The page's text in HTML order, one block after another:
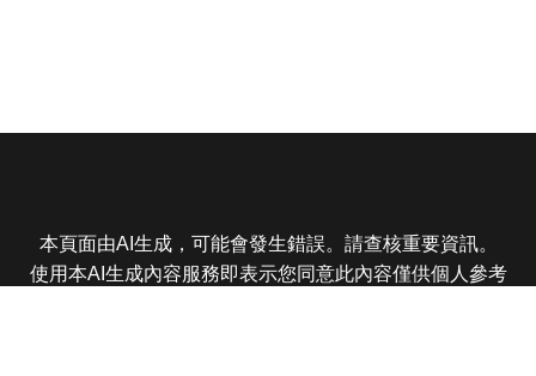
本頁面由AI生成，可能會發生錯誤。請查核重要資訊。
使用本AI生成內容服務即表示您同意此內容僅供個人參考